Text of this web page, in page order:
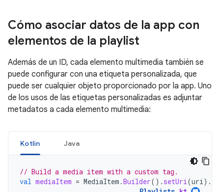
Cómo asociar datos de la app con
elementos de la playlist
Además de un ID, cada elemento multimedia también se
puede configurar con una etiqueta personalizada, que
puede ser cualquier objeto proporcionado por la app. Uno
de los usos de las etiquetas personalizadas es adjuntar
metadatos a cada elemento multimedia:
Kotlin Java
// Build a media item with a custom tag.
val mediaItem = MediaItem .Builder(). setUri(uri).